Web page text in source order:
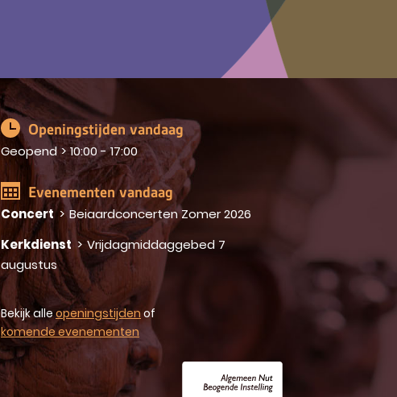
Openingstijden vandaag
Geopend > 10:00 - 17:00
Evenementen vandaag
Concert > Beiaardconcerten Zomer 2026
Kerkdienst > Vrijdagmiddaggebed 7
augustus
Bekijk alleopeningstijden of
komende evenementen